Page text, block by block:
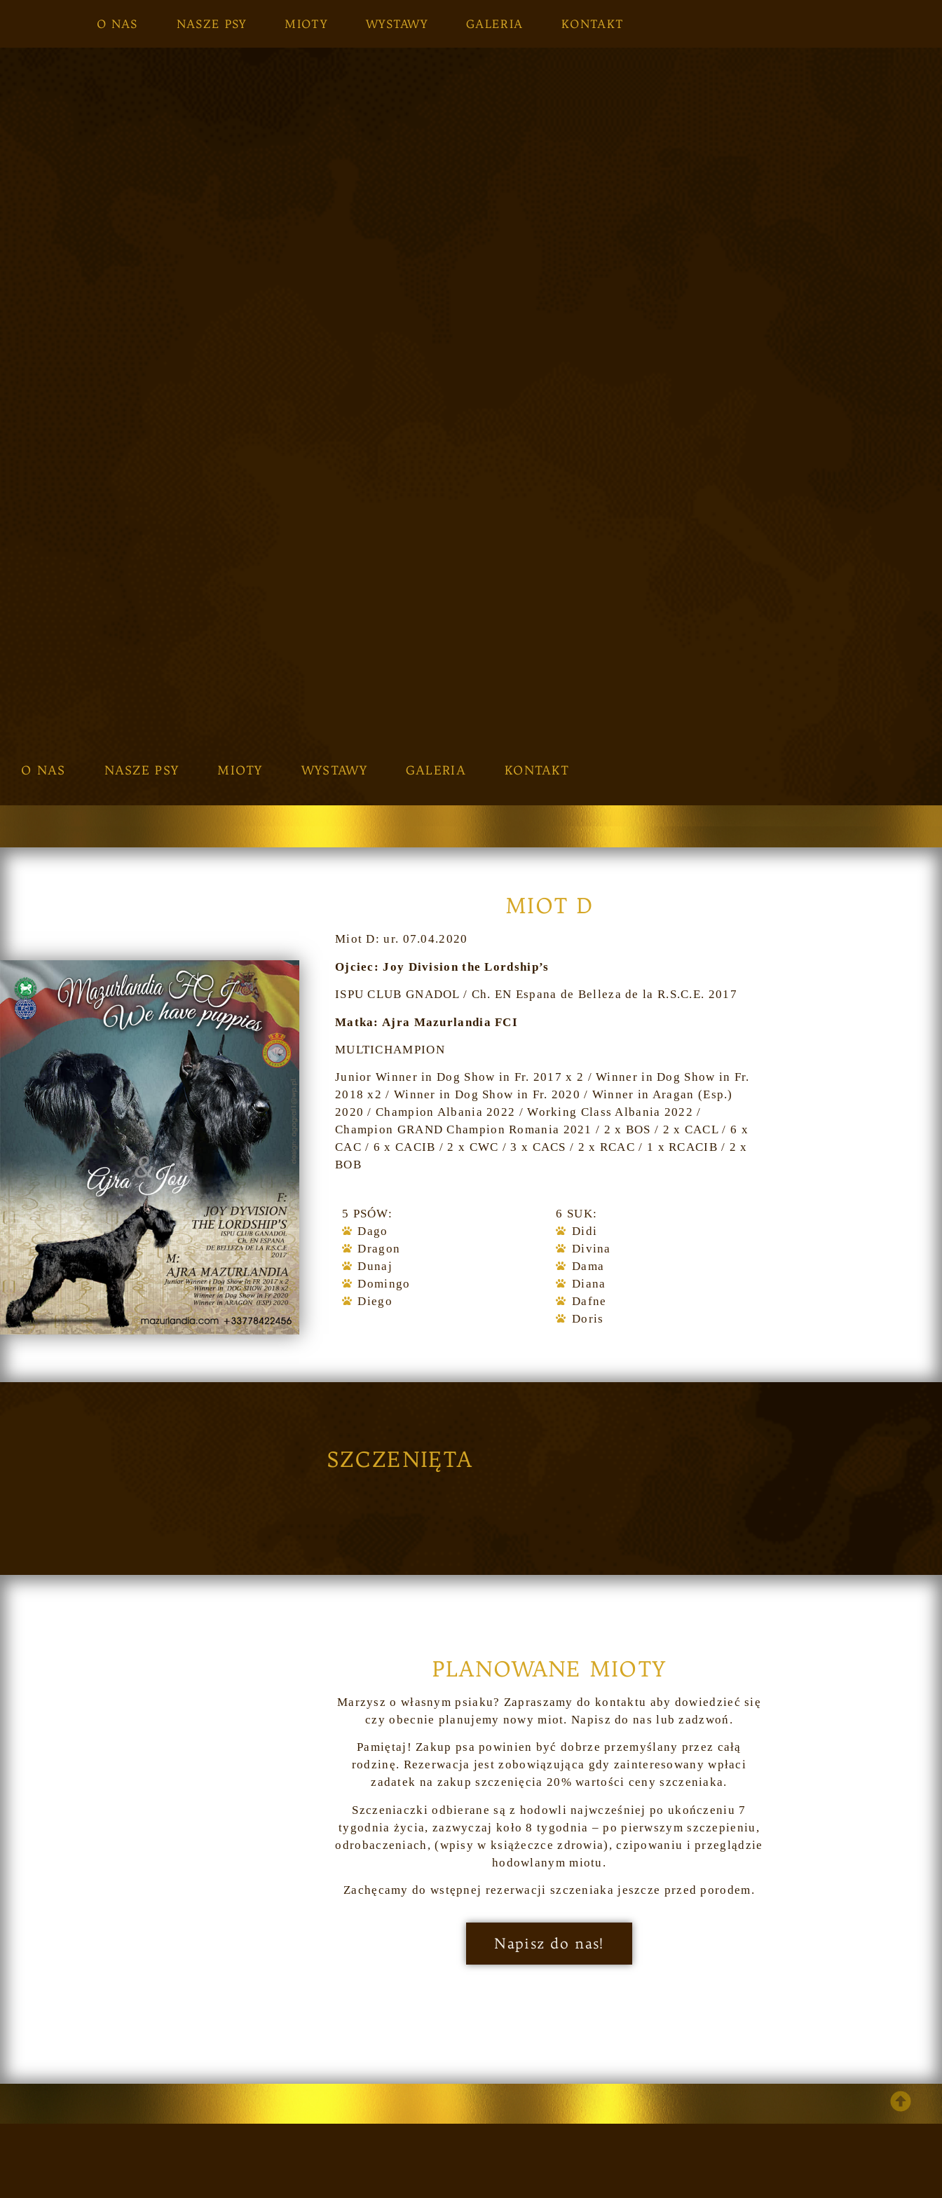
O NAS NASZE PSY MIOTY WYSTAWY GALERIA KONTAKT
O NAS NASZE PSY MIOTY WYSTAWY GALERIA KONTAKT
MIOT D
Miot D: ur. 07.04.2020
Ojciec: Joy Division the Lordship’s
ISPU CLUB GNADOL / Ch. EN Espana de Belleza de la R.S.C.E. 2017
Matka: Ajra Mazurlandia FCI
MULTICHAMPION
Junior Winner in Dog Show in Fr. 2017 x 2 / Winner in Dog Show in Fr.
2018 x2 / Winner in Dog Show in Fr. 2020 / Winner in Aragan (Esp.)
2020 / Champion Albania 2022 / Working Class Albania 2022 /
Champion GRAND Champion Romania 2021 / 2 x BOS / 2 x CACL / 6 x
CAC / 6 x CACIB / 2 x CWC / 3 x CACS / 2 x RCAC / 1 x RCACIB / 2 x
BOB
5 PSÓW:
Dago
Dragon
Dunaj
Domingo
Diego
6 SUK:
Didi
Divina
Dama
Diana
Dafne
Doris
SZCZENIĘTA
PLANOWANE MIOTY
Marzysz o własnym psiaku? Zapraszamy do kontaktu aby dowiedzieć się
czy obecnie planujemy nowy miot. Napisz do nas lub zadzwoń.
Pamiętaj! Zakup psa powinien być dobrze przemyślany przez całą
rodzinę. Rezerwacja jest zobowiązująca gdy zainteresowany wpłaci
zadatek na zakup szczenięcia 20% wartości ceny szczeniaka.
Szczeniaczki odbierane są z hodowli najwcześniej po ukończeniu 7
tygodnia życia, zazwyczaj koło 8 tygodnia – po pierwszym szczepieniu,
odrobaczeniach, (wpisy w książeczce zdrowia), czipowaniu i przeglądzie
hodowlanym miotu.
Zachęcamy do wstępnej rezerwacji szczeniaka jeszcze przed porodem.
Napisz do nas!